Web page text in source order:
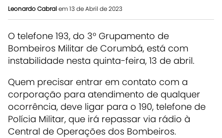
Leonardo Cabralem 13 de Abril de 2023
O telefone 193, do 3° Grupamento de
Bombeiros Militar de Corumbá, está com
instabilidade nesta quinta-feira, 13 de abril.
Quem precisar entrar em contato com a
corporação para atendimento de qualquer
ocorrência, deve ligar para o 190, telefone de
Polícia Militar, que irá repassar via rádio à
Central de Operações dos Bombeiros.